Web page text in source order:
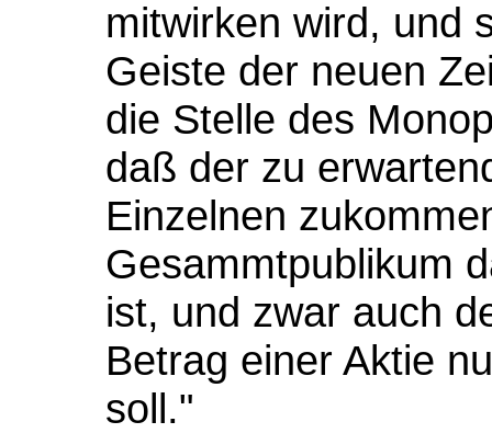
mitwirken wird, und
Geiste der neuen
die Stelle des
daß der zu
Einzelnen
Gesammtpublikum
ist, und zwar auch
Betrag einer Aktie
soll."